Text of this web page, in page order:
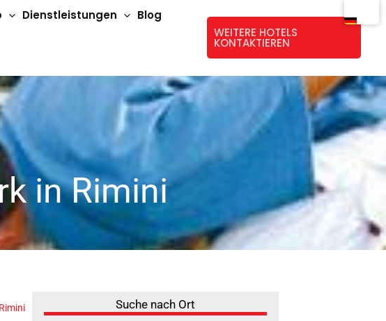
Dienstleistungen Blog
WEITERE HOTELS
KONTAKTIEREN
in Rimini
Suche nach Ort